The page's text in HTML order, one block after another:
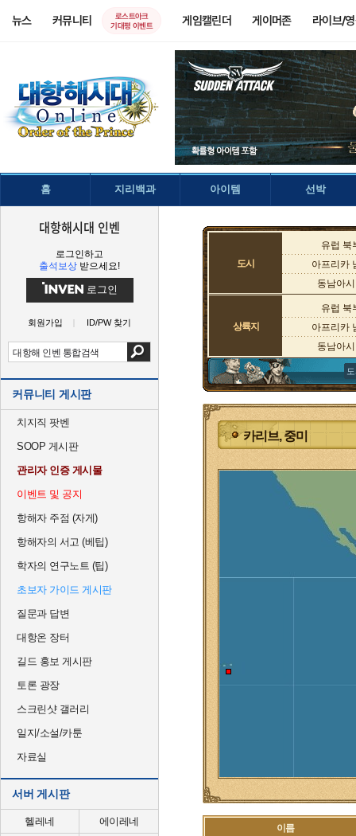
뉴스 커뮤니티
로스트아크
기대평 이벤트
게임캘린더 게이머존 라이브/
홈 지리백과 아이템 선박
대항해시대 인벤
로그인하고
출석보상 받으세요!
로그인
회원가입 ID/PW 찾기
커뮤니티 게시판
치지직 팟벤
SOOP 게시판
관리자 인증 게시물
이벤트 및 공지
항해자 주점 (자게)
항해자의 서고 (베팁)
학자의 연구노트 (팁)
초보자 가이드 게시판
질문과 답변
대항온 장터
길드 홍보 게시판
토론 광장
스크린샷 갤러리
일지/소설/카툰
자료실
서버 게시판
헬레네
에이레네
도시
유럽 북
아프리카
동남아
상륙지
유럽 북
아프리카
동남아
카리브, 중미
이름